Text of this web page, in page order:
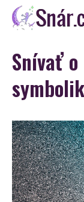
Skip
Snár
Snívať